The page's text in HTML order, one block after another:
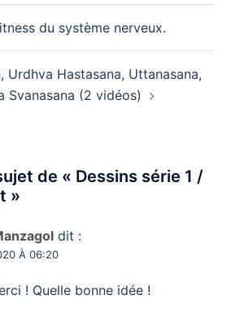
du système nerveux.
Urdhva Hastasana, Uttanasana,
Svanasana (2 vidéos)
de « Dessins série 1 /
»
dit :
À 06:20
! Quelle bonne idée !